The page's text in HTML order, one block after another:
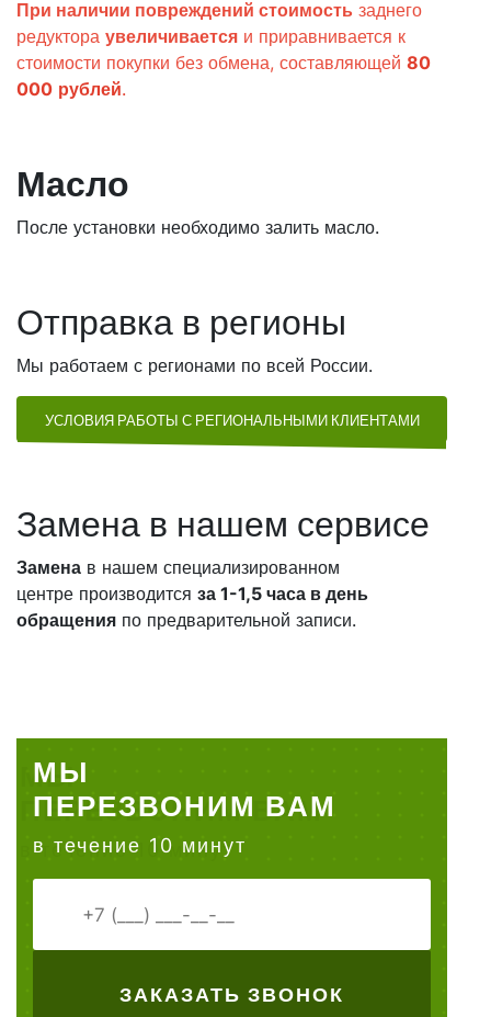
При наличии повреждений стоимость заднего
редуктора увеличивается и приравнивается к
стоимости покупки без обмена, составляющей 80
000 рублей.
Масло
После установки необходимо залить масло.
Отправка в регионы
Мы работаем с регионами по всей России.
УСЛОВИЯ РАБОТЫ С РЕГИОНАЛЬНЫМИ КЛИЕНТАМИ
Замена в нашем сервисе
Замена в нашем специализированном
центре производится за 1-1,5 часа в день
обращения по предварительной записи.
МЫ
ПЕРЕЗВОНИМ ВАМ
в течение 10 минут
ЗАКАЗАТЬ ЗВОНОК